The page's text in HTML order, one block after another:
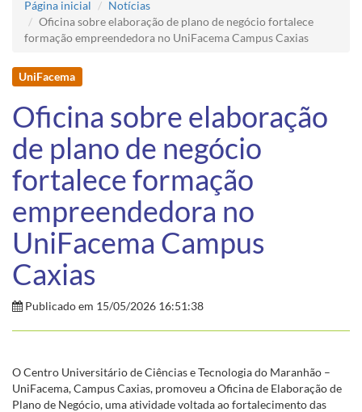
Página inicial
Notícias
Oficina sobre elaboração de plano de negócio fortalece
formação empreendedora no UniFacema Campus Caxias
UniFacema
Oficina sobre elaboração
de plano de negócio
fortalece formação
empreendedora no
UniFacema Campus
Caxias
Publicado em 15/05/2026 16:51:38
O Centro Universitário de Ciências e Tecnologia do Maranhão –
UniFacema, Campus Caxias, promoveu a Oficina de Elaboração de
Plano de Negócio, uma atividade voltada ao fortalecimento das